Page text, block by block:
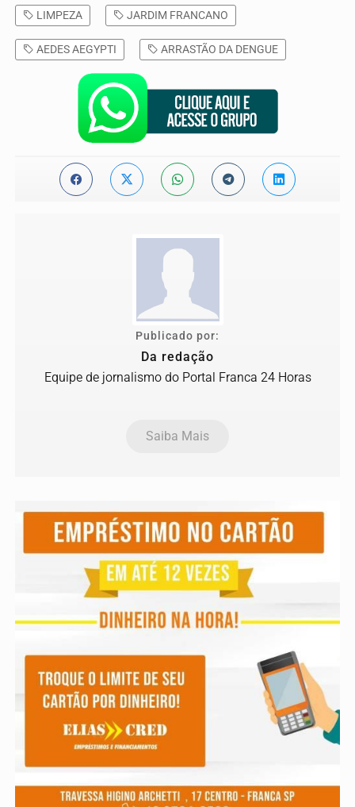
LIMPEZA JARDIM FRANCANO
AEDES AEGYPTI ARRASTÃO DA DENGUE
Publicado por:
Da redação
Equipe de jornalismo do Portal Franca 24 Horas
Saiba Mais